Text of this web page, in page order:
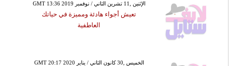
GMT 13:36 2019 الإثنين ,11 تشرين الثاني / نوفمبر
تعيش أجواء هادئة ومميزة في حياتك
العاطفية
GMT 20:17 2020 الخميس ,30 كانون الثاني / يناير